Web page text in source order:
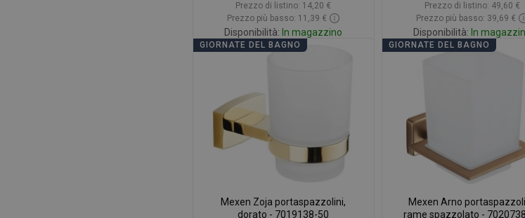
Prezzo di listino: 14,20 €
Prezzo più basso: 11,39 €
Disponibilità: In magazzino
Prezzo di listino: 49,60 €
Prezzo più basso: 39,69 €
Disponibilità: In
GIORNATE DEL BAGNO
Mexen Zoja portaspazzolini,
dorato - 7019138-50
GIORNATE DEL BAGNO
Mexen Arno
rame spazzolato -